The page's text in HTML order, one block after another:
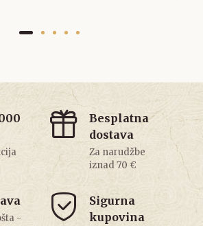
Besplatna
dostava
Za narudžbe
iznad 70 €
-
Sigurna
kupovina